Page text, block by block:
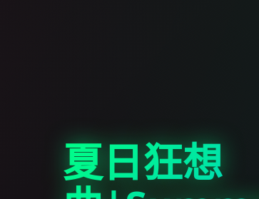
夏日狂想